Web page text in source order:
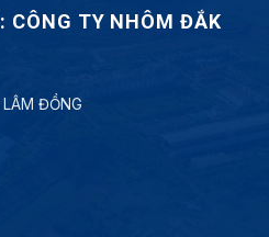
CÔNG TY NHÔM ĐẮK
LÂM ĐỒNG